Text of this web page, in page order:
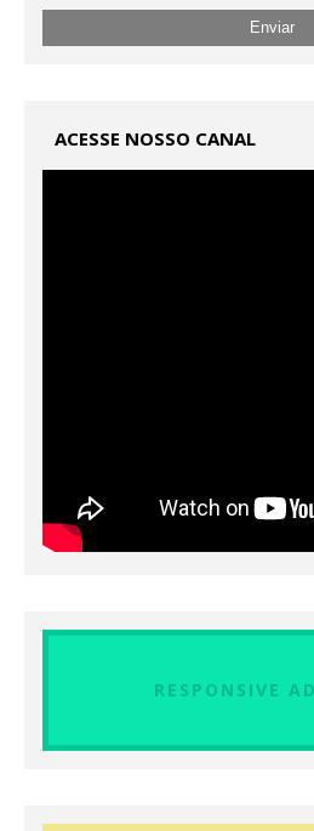
ACESSE NOSSO CANAL
RESPONSIVE